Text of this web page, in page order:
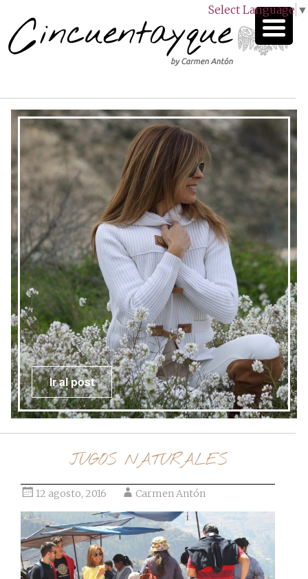
Select Language ▼
Ir al post
JUGOS NATURALES
12 agosto, 2016 Carmen Antón